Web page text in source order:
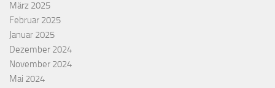
März 2025
Februar 2025
Januar 2025
Dezember 2024
November 2024
Mai 2024